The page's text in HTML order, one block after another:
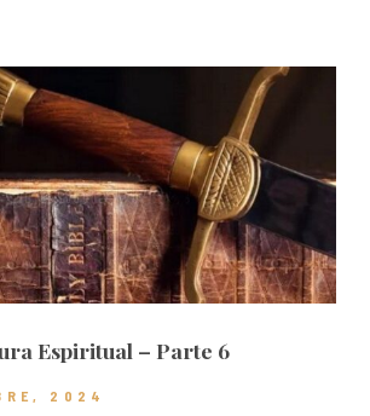
Espiritual – Parte 6
2024